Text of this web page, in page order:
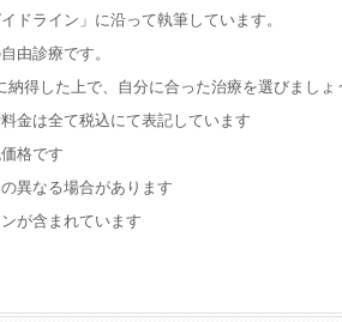
ドライン」に沿って執筆しています。
由診療です。
得した上で、自分に合った治療を選びましょ
金は全て税込にて表記しています
格です
異なる場合があります
が含まれています